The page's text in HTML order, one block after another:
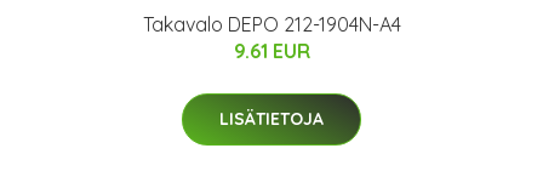
Takavalo DEPO 212-1904N-A4
9.61 EUR
LISÄTIETOJA